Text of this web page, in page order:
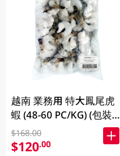
越南 業務用 特大鳳尾虎
蝦 (48-60 PC/KG) (包裝及
品牌隨機發放)
$168.00
$120.00